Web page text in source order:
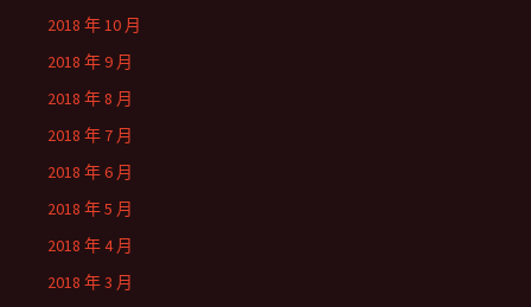
2018 年 10 月
2018 年 9 月
2018 年 8 月
2018 年 7 月
2018 年 6 月
2018 年 5 月
2018 年 4 月
2018 年 3 月